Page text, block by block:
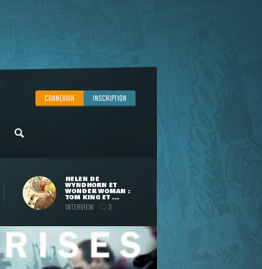
CONNEXION INSCRIPTION
HELEN DE
WYNDHORN ET
WONDER WOMAN :
TOM KING ET ...
INTERVIEW 3